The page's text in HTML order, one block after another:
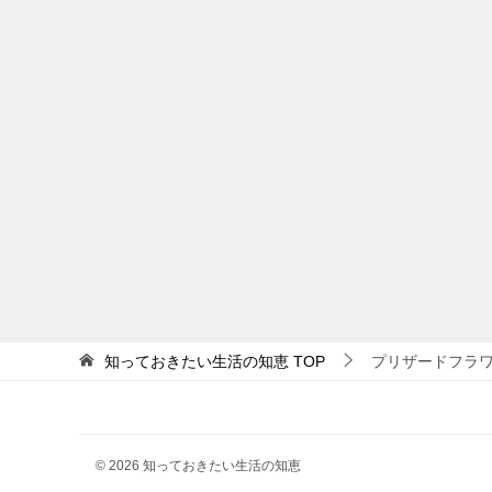
知っておきたい生活の知恵 TOP プリザードフラ
© 2026 知っておきたい生活の知恵